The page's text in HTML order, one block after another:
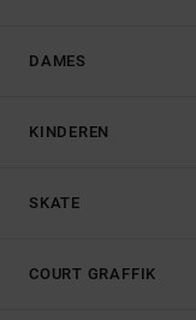
DAMES
KINDEREN
SKATE
COURT GRAFFIK